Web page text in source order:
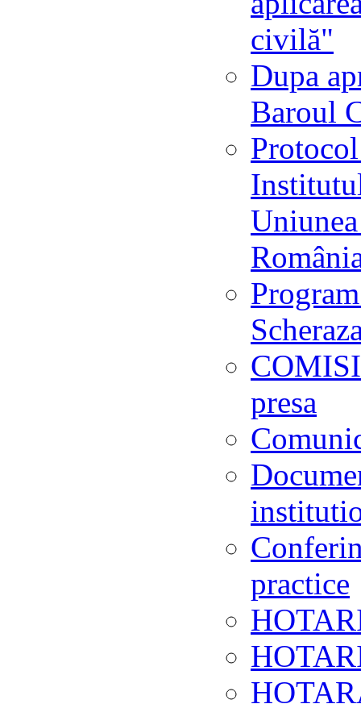
civilă"
Dupa
Baroul
presa
practice